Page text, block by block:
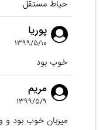
حیاط مستقل
پوریا
۱۳۹۹/۵/۱۰
خوب بود
مریم
۱۳۹۹/۵/۹
میزبان خوب بود